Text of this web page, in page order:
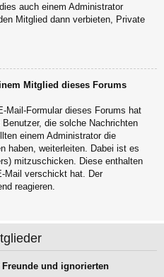
auch einem Administrator
Mitglied dann verbieten, Private
Mitglied dieses Forums
Mail-Formular dieses Forums hat
die solche Nachrichten
einem Administrator die
haben, weiterleiten. Dabei ist es
mitzuschicken. Diese enthalten
Mail verschickt hat. Der
reagieren.
und ignorierten